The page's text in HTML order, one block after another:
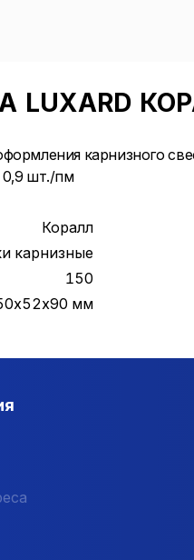
карнизного
0,9 шт./пм
Коралл
карнизные
150
мм